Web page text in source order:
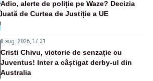
Adio, alerte de poliție pe Waze? Decizia
luată de Curtea de Justiție a UE
8 aug. 2026, 17:31
Cristi Chivu, victorie de senzație cu
Juventus! Inter a câștigat derby-ul din
Australia